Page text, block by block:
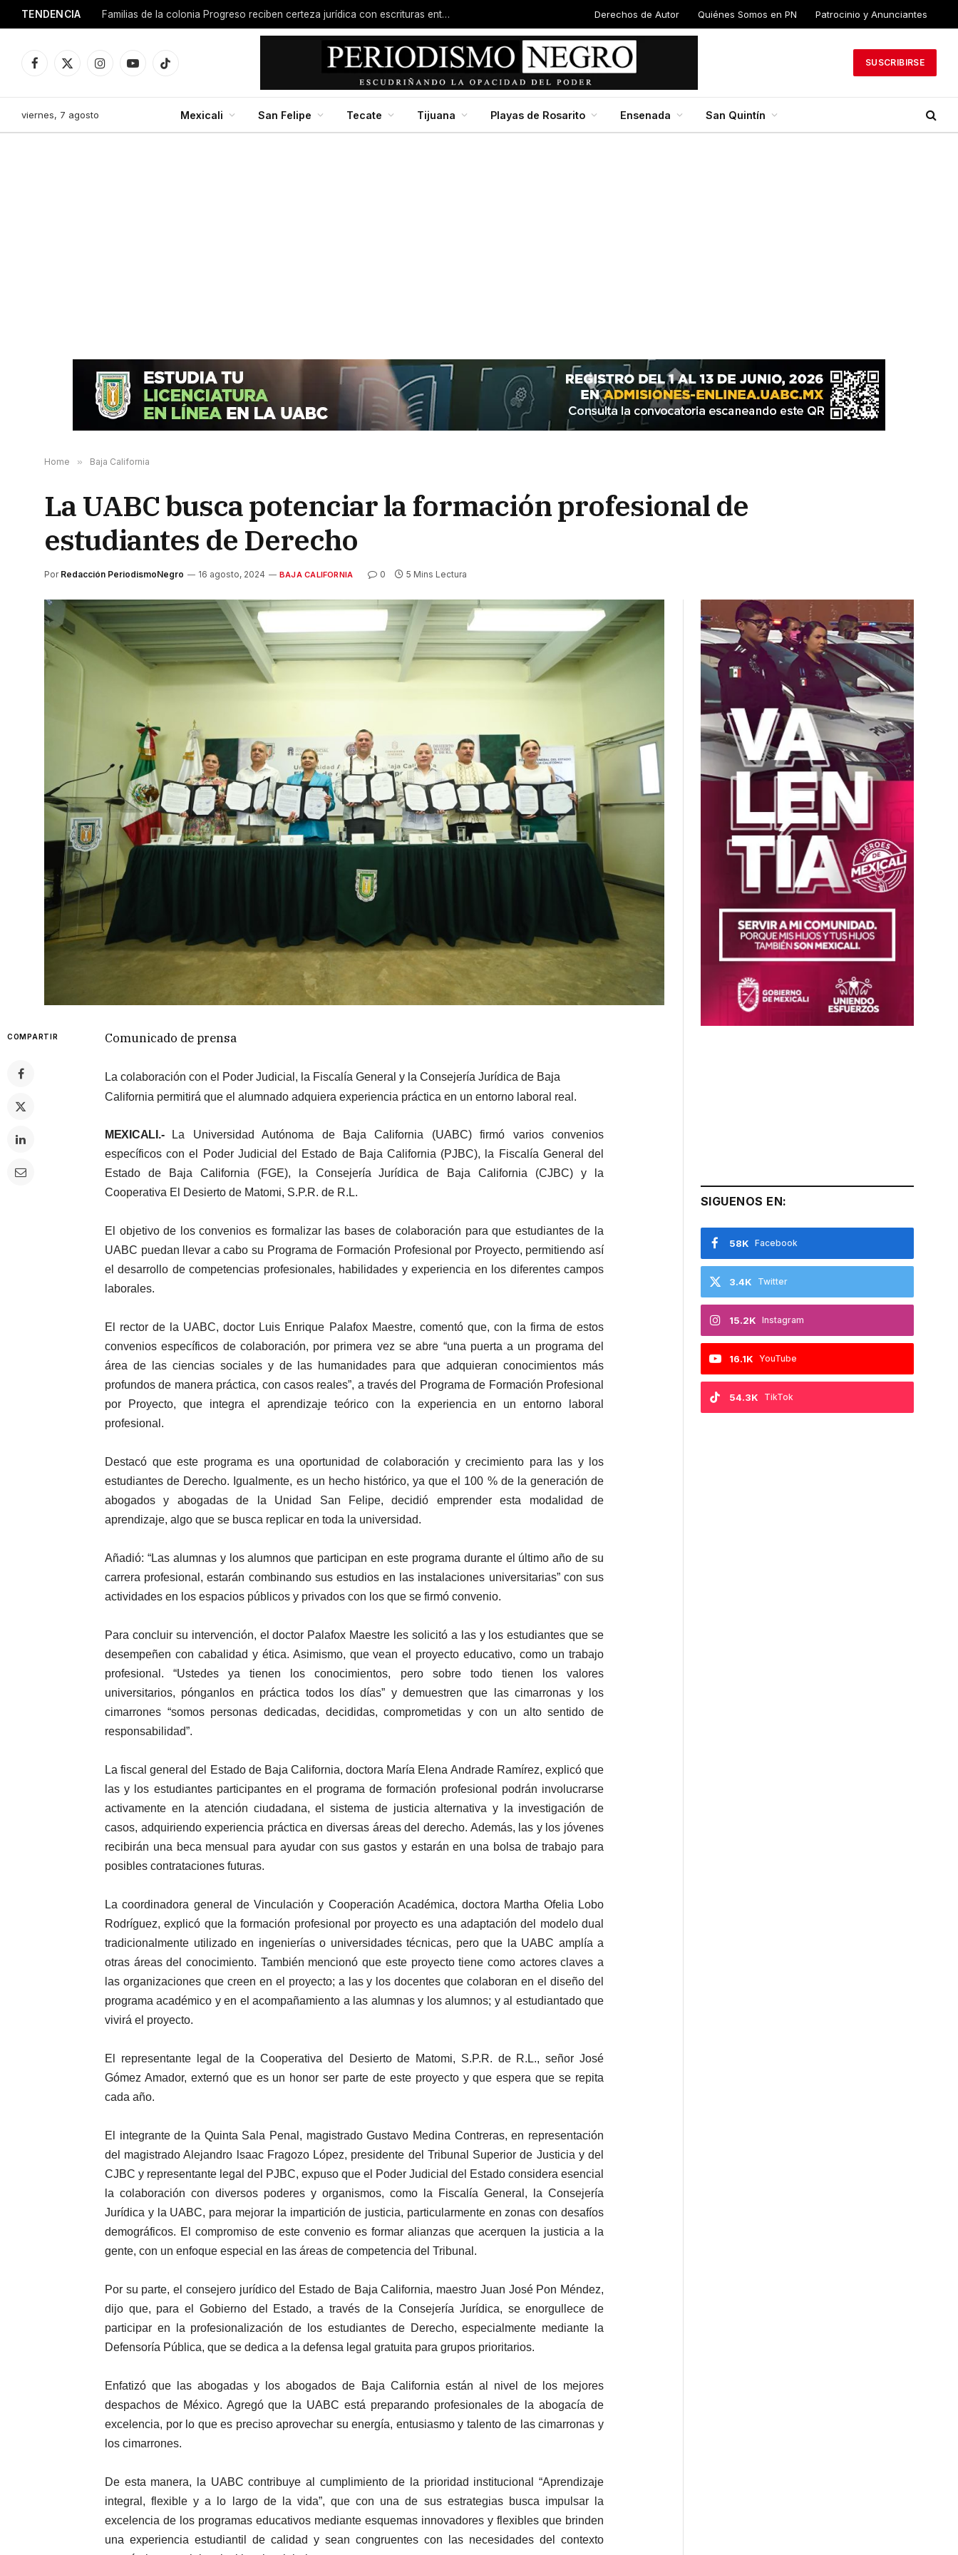
TENDENCIA Familias de la colonia Progreso reciben certeza jurídica con escrituras entregadas por Dip. Molina Derechos de Autor Quiénes Somos en PN Patrocinio y Anunciantes
Facebook
X
InstagramYouTubeTikTok
SUSCRIBIRSE
viernes, 7 agosto Mexicali San Felipe Tecate Tijuana Playas de Rosarito Ensenada San Quintín
Home » Baja California
La UABC busca potenciar la formación profesional de
estudiantes de Derecho
Por Redacción PeriodismoNegro 16 agosto, 2024 BAJA CALIFORNIA 0 5 Mins Lectura
COMPARTIR Comunicado de prensa
La colaboración con el Poder Judicial, la Fiscalía General y la Consejería Jurídica de Baja
California permitirá que el alumnado adquiera experiencia práctica en un entorno laboral real.
MEXICALI.-
La Universidad Autónoma de Baja California (UABC) firmó varios convenios
específicos con el Poder Judicial del Estado de Baja California (PJBC), la Fiscalía General del
Estado de Baja California (FGE), la Consejería Jurídica de Baja California (CJBC) y la
Cooperativa El Desierto de Matomi, S.P.R. de R.L.
El objetivo de los convenios es formalizar las bases de colaboración para que estudiantes de la
UABC puedan llevar a cabo su Programa de Formación Profesional por Proyecto, permitiendo así
el desarrollo de competencias profesionales, habilidades y experiencia en los diferentes campos
laborales.
El rector de la UABC, doctor Luis Enrique Palafox Maestre, comentó que, con la firma de estos
convenios específicos de colaboración, por primera vez se abre “una puerta a un programa del
área de las ciencias sociales y de las humanidades para que adquieran conocimientos más
profundos de manera práctica, con casos reales”, a través del Programa de Formación Profesional
por Proyecto, que integra el aprendizaje teórico con la experiencia en un entorno laboral
profesional.
Destacó que este programa es una oportunidad de colaboración y crecimiento para las y los
estudiantes de Derecho. Igualmente, es un hecho histórico, ya que el 100 % de la generación de
abogados y abogadas de la Unidad San Felipe, decidió emprender esta modalidad de
aprendizaje, algo que se busca replicar en toda la universidad.
Añadió: “Las alumnas y los alumnos que participan en este programa durante el último año de su
carrera profesional, estarán combinando sus estudios en las instalaciones universitarias” con sus
actividades en los espacios públicos y privados con los que se firmó convenio.
Para concluir su intervención, el doctor Palafox Maestre les solicitó a las y los estudiantes que se
desempeñen con cabalidad y ética. Asimismo, que vean el proyecto educativo, como un trabajo
profesional. “Ustedes ya tienen los conocimientos, pero sobre todo tienen los valores
universitarios, pónganlos en práctica todos los días” y demuestren que las cimarronas y los
cimarrones “somos personas dedicadas, decididas, comprometidas y con un alto sentido de
responsabilidad”.
La fiscal general del Estado de Baja California, doctora María Elena Andrade Ramírez, explicó que
las y los estudiantes participantes en el programa de formación profesional podrán involucrarse
activamente en la atención ciudadana, el sistema de justicia alternativa y la investigación de
casos, adquiriendo experiencia práctica en diversas áreas del derecho. Además, las y los jóvenes
recibirán una beca mensual para ayudar con sus gastos y estarán en una bolsa de trabajo para
posibles contrataciones futuras.
La coordinadora general de Vinculación y Cooperación Académica, doctora Martha Ofelia Lobo
Rodríguez, explicó que la formación profesional por proyecto es una adaptación del modelo dual
tradicionalmente utilizado en ingenierías o universidades técnicas, pero que la UABC amplía a
otras áreas del conocimiento. También mencionó que este proyecto tiene como actores claves a
las organizaciones que creen en el proyecto; a las y los docentes que colaboran en el diseño del
programa académico y en el acompañamiento a las alumnas y los alumnos; y al estudiantado que
vivirá el proyecto.
El representante legal de la Cooperativa del Desierto de Matomi, S.P.R. de R.L., señor José
Gómez Amador, externó que es un honor ser parte de este proyecto y que espera que se repita
cada año.
El integrante de la Quinta Sala Penal, magistrado Gustavo Medina Contreras, en representación
del magistrado Alejandro lsaac Fragozo López, presidente del Tribunal Superior de Justicia y del
CJBC y representante legal del PJBC, expuso que el Poder Judicial del Estado considera esencial
la colaboración con diversos poderes y organismos, como la Fiscalía General, la Consejería
Jurídica y la UABC, para mejorar la impartición de justicia, particularmente en zonas con desafíos
demográficos. El compromiso de este convenio es formar alianzas que acerquen la justicia a la
gente, con un enfoque especial en las áreas de competencia del Tribunal.
Por su parte, el consejero jurídico del Estado de Baja California, maestro Juan José Pon Méndez,
dijo que, para el Gobierno del Estado, a través de la Consejería Jurídica, se enorgullece de
participar en la profesionalización de los estudiantes de Derecho, especialmente mediante la
Defensoría Pública, que se dedica a la defensa legal gratuita para grupos prioritarios.
Enfatizó que las abogadas y los abogados de Baja California están al nivel de los mejores
despachos de México. Agregó que la UABC está preparando profesionales de la abogacía de
excelencia, por lo que es preciso aprovechar su energía, entusiasmo y talento de las cimarronas y
los cimarrones.
De esta manera, la UABC contribuye al cumplimiento de la prioridad institucional “Aprendizaje
integral, flexible y a lo largo de la vida”, que con una de sus estrategias busca impulsar la
excelencia de los programas educativos mediante esquemas innovadores y flexibles que brinden
una experiencia estudiantil de calidad y sean congruentes con las necesidades del contexto
SIGUENOS EN:
Facebook
58K
Twitter
3.4K
Instagram
15.2K
YouTube
16.1K
TikTok
54.3K